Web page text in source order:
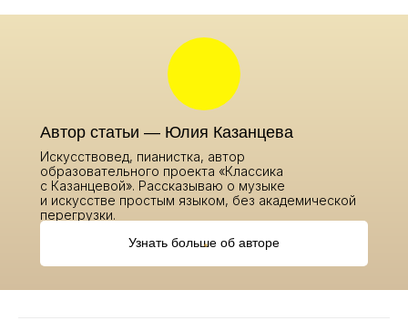
Автор статьи — Юлия Казанцева
Искусствовед, пианистка, автор
образовательного проекта «Классика
с Казанцевой». Рассказываю о музыке
и искусстве простым языком, без академической
перегрузки.
Узнать больше об авторе